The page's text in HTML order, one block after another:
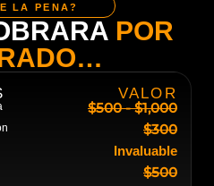
LA PENA?
POR
VALOR
$500 - $1,000
$300
Invaluable
$500